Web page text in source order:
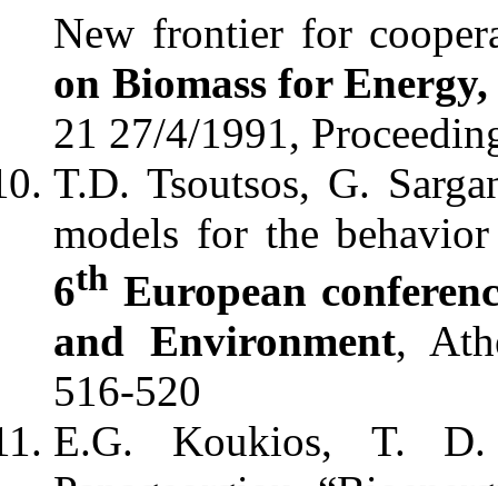
New frontier for
on Biomass for
21 27/4/1991,
T.D. Tsoutsos, G.
models for the
6th European
and Environment,
516-520
E.G. Koukios, Τ. D.